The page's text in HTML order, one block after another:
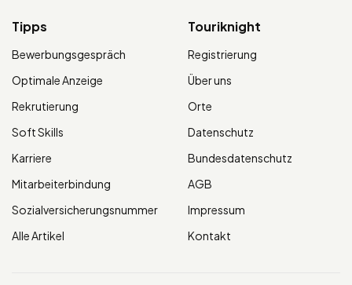
Tipps
Bewerbungsgespräch
Optimale Anzeige
Rekrutierung
Soft Skills
Karriere
Mitarbeiterbindung
Sozialversicherungsnummer
Alle Artikel
Touriknight
Registrierung
Über uns
Orte
Datenschutz
Bundesdatenschutz
AGB
Impressum
Kontakt